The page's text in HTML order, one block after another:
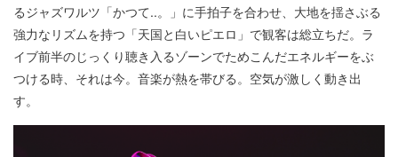
るジャズワルツ「かつて..。」に手拍子を合わせ、大地を揺さぶる
強力なリズムを持つ「天国と白いピエロ」で観客は総立ちだ。ラ
イブ前半のじっくり聴き入るゾーンでためこんだエネルギーをぶ
つける時、それは今。音楽が熱を帯びる。空気が激しく動き出
す。